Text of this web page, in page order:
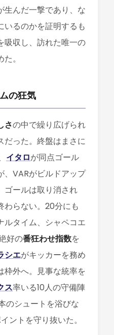
生んだ一撃であり、な
いるのかを証明するも
吸収し、訪れた唯一の
。
の狂気
さの中で繰り広げられ
だった。終盤はまさに
イタロが同点ゴール
、VARがビルドアップ
ゴールは取り消され
わらない。20分にも
ルタイム、シャペコエ
好の番狂わせ指数を
シエがキッカーを務め
枠外へ。見事な統率を
ス率いる10人の守備陣
のシュートを浴びな
ントを守り抜いた。